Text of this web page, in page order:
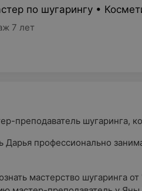
по шугарингу •
7 лет
преподаватель шугаринга,
Дарья профессионально
мастерство шугаринга